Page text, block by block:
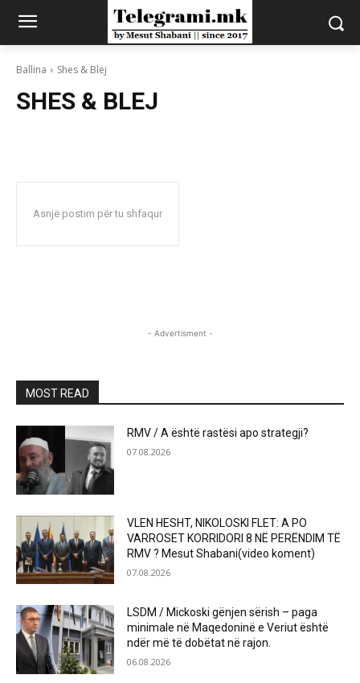
Ballina Shes & Blej
SHES & BLEJ
Asnjë postim për tu shfaqur
- Advertisment -
MOST READ
RMV / A është rastësi apo strategji?
07.08.2026
VLEN HESHT, NIKOLOSKI FLET: A PO
VARROSET KORRIDORI 8 NË PERËNDIM TË
RMV ? Mesut Shabani(video koment)
07.08.2026
LSDM / Mickoski gënjen sërish – paga
minimale në Maqedoninë e Veriut është
ndër më të dobëtat në rajon.
06.08.2026